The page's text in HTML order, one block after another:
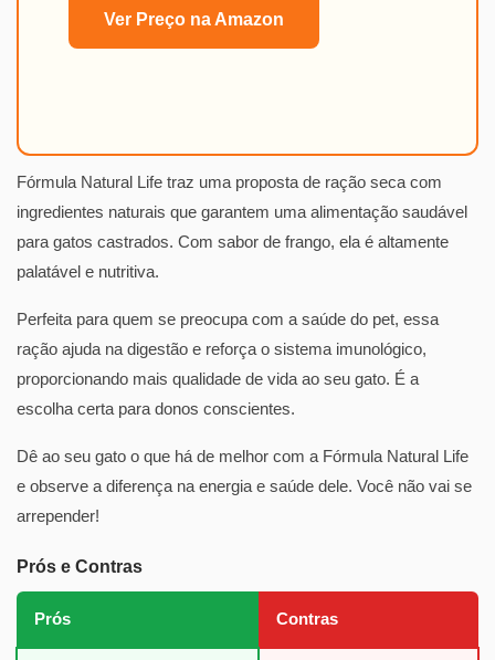
Ver Preço na Amazon
Fórmula Natural Life traz uma proposta de ração seca com
ingredientes naturais que garantem uma alimentação saudável
para gatos castrados. Com sabor de frango, ela é altamente
palatável e nutritiva.
Perfeita para quem se preocupa com a saúde do pet, essa
ração ajuda na digestão e reforça o sistema imunológico,
proporcionando mais qualidade de vida ao seu gato. É a
escolha certa para donos conscientes.
Dê ao seu gato o que há de melhor com a Fórmula Natural Life
e observe a diferença na energia e saúde dele. Você não vai se
arrepender!
Prós e Contras
Prós Contras